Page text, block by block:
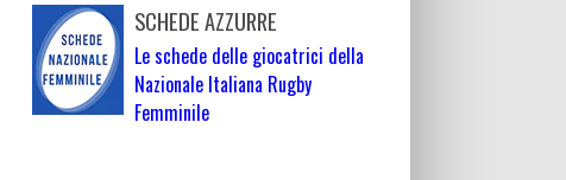
SCHEDE AZZURRE
Le schede delle giocatrici della
Nazionale Italiana Rugby
Femminile